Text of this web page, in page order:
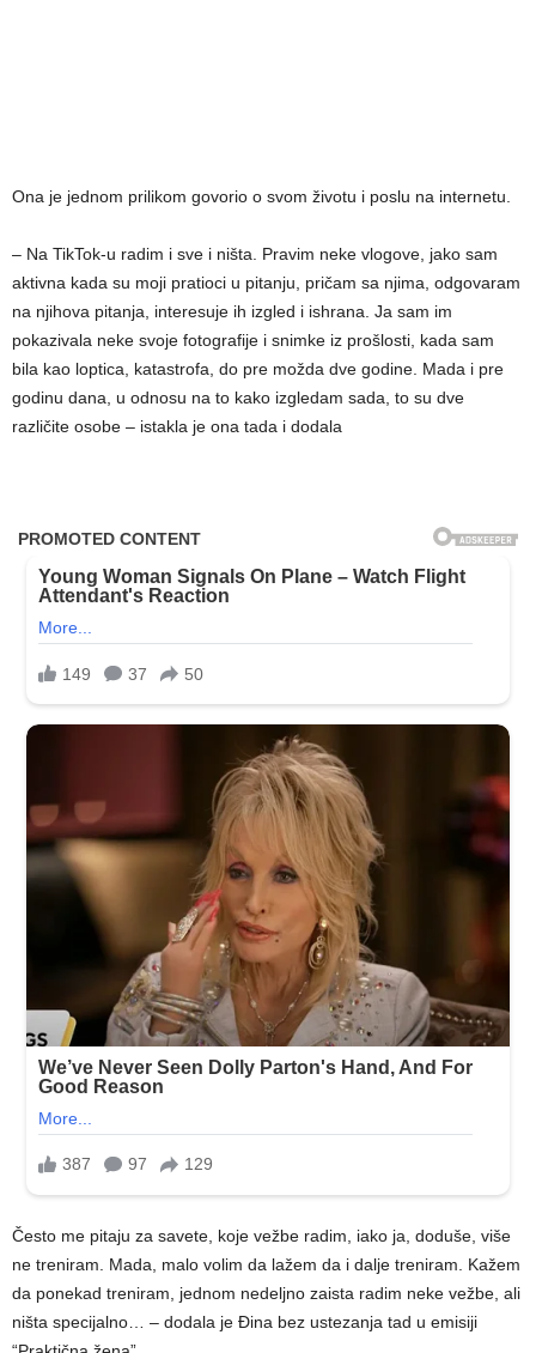
Ona je jednom prilikom govorio o svom životu i poslu na internetu.
– Na TikTok-u radim i sve i ništa. Pravim neke vlogove, jako sam
aktivna kada su moji pratioci u pitanju, pričam sa njima, odgovaram
na njihova pitanja, interesuje ih izgled i ishrana. Ja sam im
pokazivala neke svoje fotografije i snimke iz prošlosti, kada sam
bila kao loptica, katastrofa, do pre možda dve godine. Mada i pre
godinu dana, u odnosu na to kako izgledam sada, to su dve
različite osobe – istakla je ona tada i dodala
Često me pitaju za savete, koje vežbe radim, iako ja, doduše, više
ne treniram. Mada, malo volim da lažem da i dalje treniram. Kažem
da ponekad treniram, jednom nedeljno zaista radim neke vežbe, ali
ništa specijalno… – dodala je Đina bez ustezanja tad u emisiji